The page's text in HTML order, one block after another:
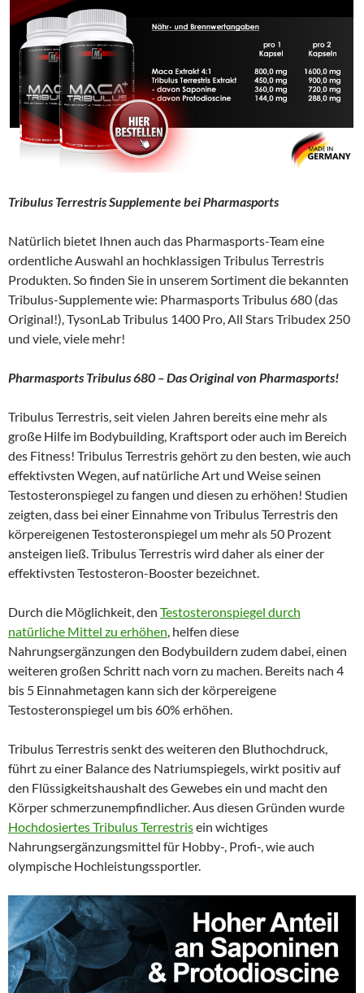
Tribulus Terrestris Supplemente bei Pharmasports
Natürlich bietet Ihnen auch das Pharmasports-Team eine
ordentliche Auswahl an hochklassigen Tribulus Terrestris
Produkten. So finden Sie in unserem Sortiment die bekannten
Tribulus-Supplemente wie: Pharmasports Tribulus 680 (das
Original!), TysonLab Tribulus 1400 Pro, All Stars Tribudex 250
und viele, viele mehr!
Pharmasports Tribulus 680 – Das Original von Pharmasports!
Tribulus Terrestris, seit vielen Jahren bereits eine mehr als
große Hilfe im Bodybuilding, Kraftsport oder auch im Bereich
des Fitness! Tribulus Terrestris gehört zu den besten, wie auch
effektivsten Wegen, auf natürliche Art und Weise seinen
Testosteronspiegel zu fangen und diesen zu erhöhen! Studien
zeigten, dass bei einer Einnahme von Tribulus Terrestris den
körpereigenen Testosteronspiegel um mehr als 50 Prozent
ansteigen ließ. Tribulus Terrestris wird daher als einer der
effektivsten Testosteron-Booster bezeichnet.
Durch die Möglichkeit, den Testosteronspiegel durch
natürliche Mittel zu erhöhen, helfen diese
Nahrungsergänzungen den Bodybuildern zudem dabei, einen
weiteren großen Schritt nach vorn zu machen. Bereits nach 4
bis 5 Einnahmetagen kann sich der körpereigene
Testosteronspiegel um bis 60% erhöhen.
Tribulus Terrestris senkt des weiteren den Bluthochdruck,
führt zu einer Balance des Natriumspiegels, wirkt positiv auf
den Flüssigkeitshaushalt des Gewebes ein und macht den
Körper schmerzunempfindlicher. Aus diesen Gründen wurde
Hochdosiertes Tribulus Terrestrisein wichtiges
Nahrungsergänzungsmittel für Hobby-, Profi-, wie auch
olympische Hochleistungssportler.